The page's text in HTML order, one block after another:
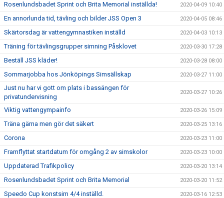
Rosenlundsbadet Sprint och Brita Memorial inställda! 2020-04-09 10:40
En annorlunda tid, tävling och bilder JSS Open 3 2020-04-05 08:46
Skärtorsdag är vattengymnastiken inställd 2020-04-03 10:13
Träning för tävlingsgrupper simning Påsklovet 2020-03-30 17:28
Beställ JSS kläder! 2020-03-28 08:00
Sommarjobba hos Jönköpings Simsällskap 2020-03-27 11:00
Just nu har vi gott om plats i bassängen för
privatundervisning
2020-03-27 10:26
Viktig vattengympainfo 2020-03-26 15:09
Träna gärna men gör det säkert 2020-03-25 13:16
Corona 2020-03-23 11:00
Framflyttat startdatum för omgång 2 av simskolor 2020-03-23 10:00
Uppdaterad Trafikpolicy 2020-03-20 13:14
Rosenlundsbadet Sprint och Brita Memorial 2020-03-20 11:52
Speedo Cup konstsim 4/4 inställd. 2020-03-16 12:53